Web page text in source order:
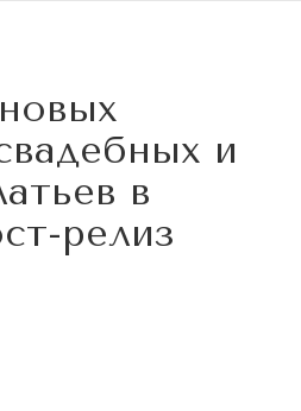
и
в
релиз